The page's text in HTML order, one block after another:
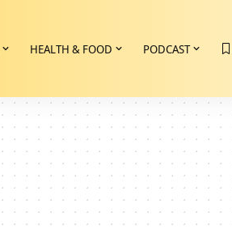
HEALTH & FOOD PODCAST